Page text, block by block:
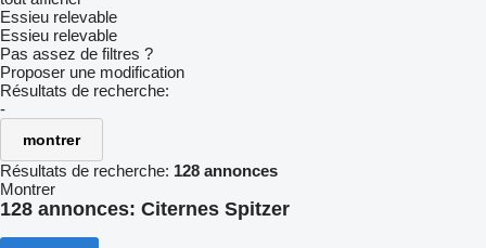
Essieu relevable
Essieu relevable
Pas assez de filtres ?
Proposer une modification
Résultats de recherche:
-
montrer
Résultats de recherche: 128 annonces
Montrer
128 annonces: Citernes Spitzer